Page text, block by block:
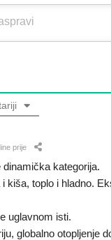
prije
dinamička kategorija.
kiša, toplo i hladno.
uglavnom isti.
globalno otopljenje